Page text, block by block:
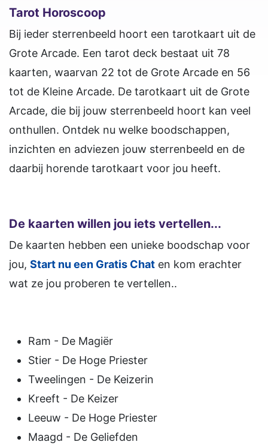
Tarot Horoscoop
Bij ieder sterrenbeeld hoort een tarotkaart uit de
Grote Arcade. Een tarot deck bestaat uit 78
kaarten, waarvan 22 tot de Grote Arcade en 56
tot de Kleine Arcade. De tarotkaart uit de Grote
Arcade, die bij jouw sterrenbeeld hoort kan veel
onthullen. Ontdek nu welke boodschappen,
inzichten en adviezen jouw sterrenbeeld en de
daarbij horende tarotkaart voor jou heeft.
De kaarten willen jou iets vertellen...
De kaarten hebben een unieke boodschap voor
jou, Start nu een Gratis Chat en kom erachter
wat ze jou proberen te vertellen..
Ram - De Magiër
Stier - De Hoge Priester
Tweelingen - De Keizerin
Kreeft - De Keizer
Leeuw - De Hoge Priester
Maagd - De Geliefden